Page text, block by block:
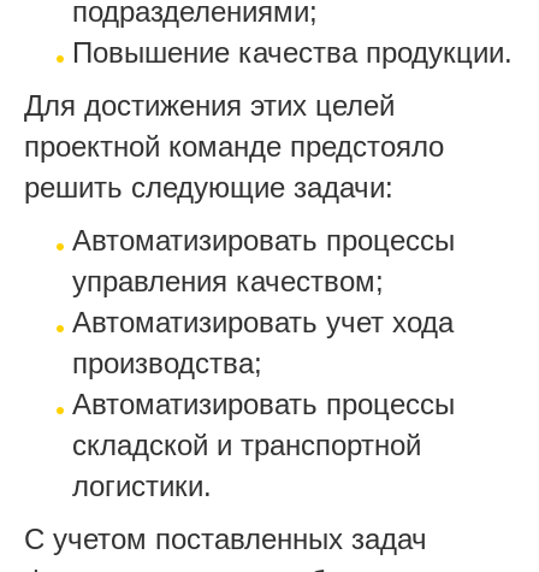
подразделениями;
Повышение качества продукции.
Для достижения этих целей
проектной команде предстояло
решить следующие задачи:
Автоматизировать процессы
управления качеством;
Автоматизировать учет хода
производства;
Автоматизировать процессы
складской и транспортной
логистики.
С учетом поставленных задач